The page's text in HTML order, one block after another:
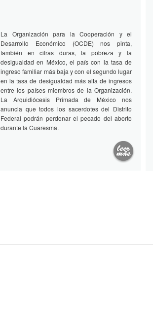
La Organización para la Cooperación y el
Desarrollo Económico (OCDE) nos pinta,
también en cifras duras, la pobreza y la
desigualdad en México, el país con la tasa de
ingreso familiar más baja y con el segundo lugar
en la tasa de desigualdad más alta de ingresos
entre los países miembros de la Organización.
La Arquidiócesis Primada de México nos
anuncia que todos los sacerdotes del Distrito
Federal podrán perdonar el pecado del aborto
durante la Cuaresma.